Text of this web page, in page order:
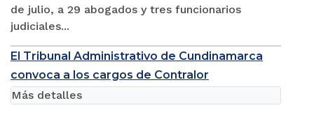
de julio, a 29 abogados y tres funcionarios
judiciales...
El Tribunal Administrativo de Cundinamarca
convoca a los cargos de Contralor
Más detalles